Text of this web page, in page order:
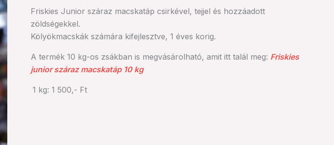
Friskies Junior száraz macskatáp csirkével, tejjel és hozzáadott
zöldségekkel.
Kölyökmacskák számára kifejlesztve, 1 éves korig.
A termék 10 kg-os zsákban is megvásárolható, amit itt talál meg: Friskies
junior száraz macskatáp 10 kg
1 kg: 1 500,- Ft